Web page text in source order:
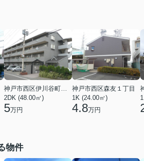
神戸市西区伊川谷町有瀬
2DK (48.00㎡)
5万円
神戸市西区森友１丁目
1K (24.00㎡)
4.8万円
物件